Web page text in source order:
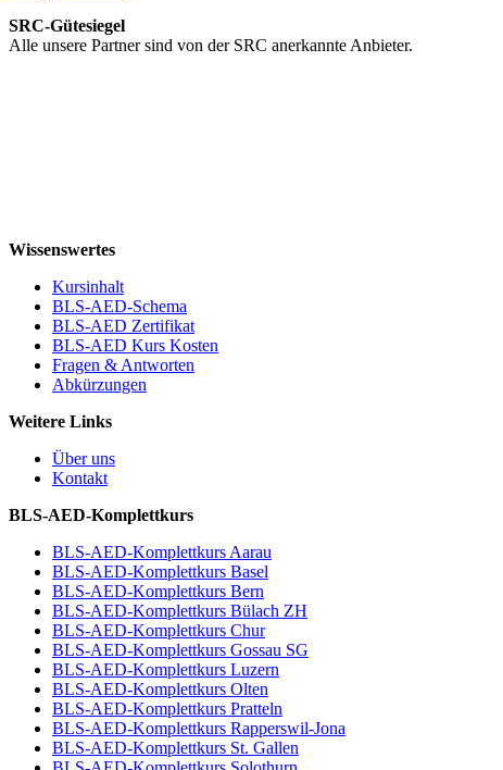
SRC-Gütesiegel
Alle unsere Partner sind von der SRC anerkannte Anbieter.
Wissenswertes
Kursinhalt
BLS-AED-Schema
BLS-AED Zertifikat
BLS-AED Kurs Kosten
Fragen & Antworten
Abkürzungen
Weitere Links
Über uns
Kontakt
BLS-AED-Komplettkurs
BLS-AED-Komplettkurs Aarau
BLS-AED-Komplettkurs Basel
BLS-AED-Komplettkurs Bern
BLS-AED-Komplettkurs Bülach ZH
BLS-AED-Komplettkurs Chur
BLS-AED-Komplettkurs Gossau SG
BLS-AED-Komplettkurs Luzern
BLS-AED-Komplettkurs Olten
BLS-AED-Komplettkurs Pratteln
BLS-AED-Komplettkurs Rapperswil-Jona
BLS-AED-Komplettkurs St. Gallen